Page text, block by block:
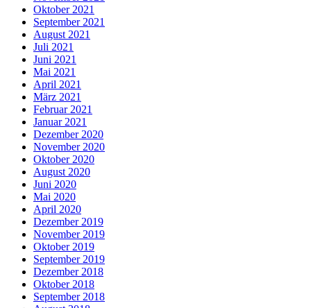
Oktober 2021
September 2021
August 2021
Juli 2021
Juni 2021
Mai 2021
April 2021
März 2021
Februar 2021
Januar 2021
Dezember 2020
November 2020
Oktober 2020
August 2020
Juni 2020
Mai 2020
April 2020
Dezember 2019
November 2019
Oktober 2019
September 2019
Dezember 2018
Oktober 2018
September 2018